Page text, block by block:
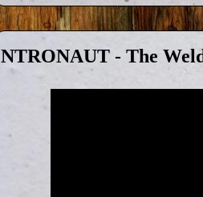
NTRONAUT - The